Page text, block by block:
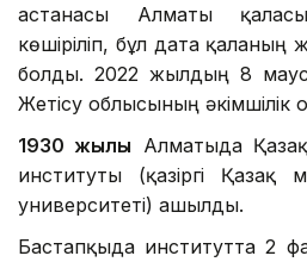
астанасы Алматы
көшіріліп, бұл дата
болды. 2022 жылдың 8
Жетісу облысының әкімшілік
1930 жылы Алматыда
институты (қазіргі Қазақ
университеті) ашылды.
Бастапқыда институтта 2